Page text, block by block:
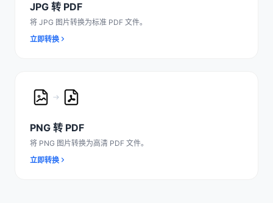
JPG 转 PDF
将 JPG 图片转换为标准 PDF 文件。
立即转换
PNG 转 PDF
将 PNG 图片转换为高清 PDF 文件。
立即转换